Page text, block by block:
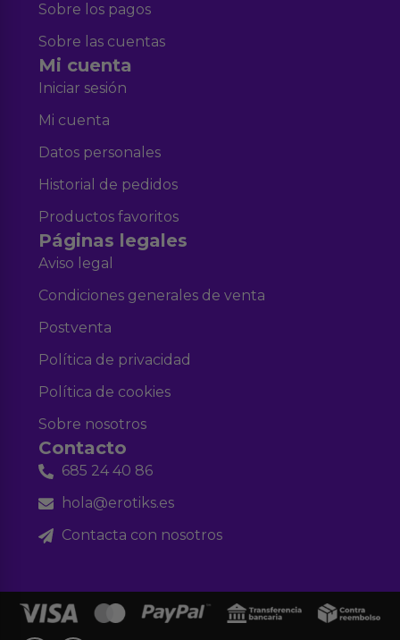
Sobre los pagos
Sobre las cuentas
Mi cuenta
Iniciar sesión
Mi cuenta
Datos personales
Historial de pedidos
Productos favoritos
Páginas legales
Aviso legal
Condiciones generales de venta
Postventa
Política de privacidad
Política de cookies
Sobre nosotros
Contacto
685 24 40 86
hola@erotiks.es
Contacta con nosotros